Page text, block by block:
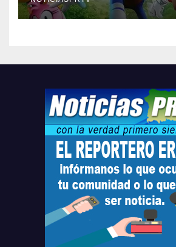
compre ahora….